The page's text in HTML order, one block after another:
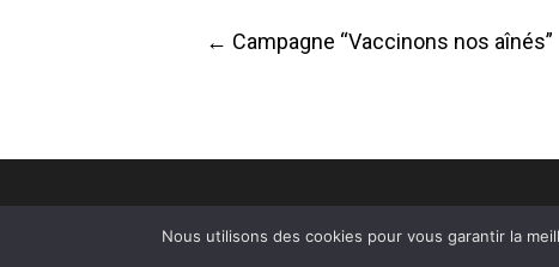
Post
← Campagne “Vaccinons nos aînés”
Nous utilisons des cookies pour vous garantir la